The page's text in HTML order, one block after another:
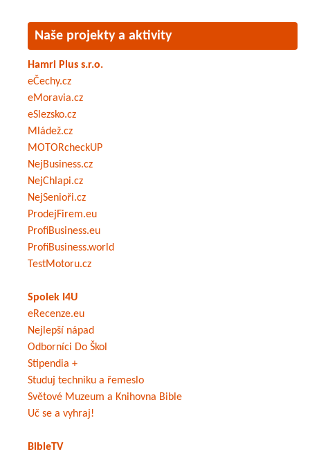
Naše projekty a aktivity
Hamri Plus s.r.o.
eČechy.cz
eMoravia.cz
eSlezsko.cz
Mládež.cz
MOTORcheckUP
NejBusiness.cz
NejChlapi.cz
NejSenioři.cz
ProdejFirem.eu
ProfiBusiness.eu
ProfiBusiness.world
TestMotoru.cz
Spolek I4U
eRecenze.eu
Nejlepší nápad
Odborníci Do Škol
Stipendia +
Studuj techniku a řemeslo
Světové Muzeum a Knihovna Bible
Uč se a vyhraj!
BibleTV